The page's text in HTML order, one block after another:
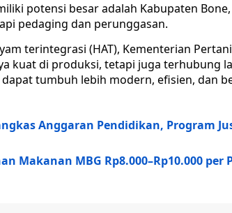
potensi besar adalah Kabupaten Bone,
pedaging dan perunggasan.
terintegrasi (HAT), Kementerian
kuat di produksi, tetapi juga terhubung
tumbuh lebih modern, efisien, dan
Anggaran Pendidikan, Program
Makanan MBG Rp8.000–Rp10.000 per